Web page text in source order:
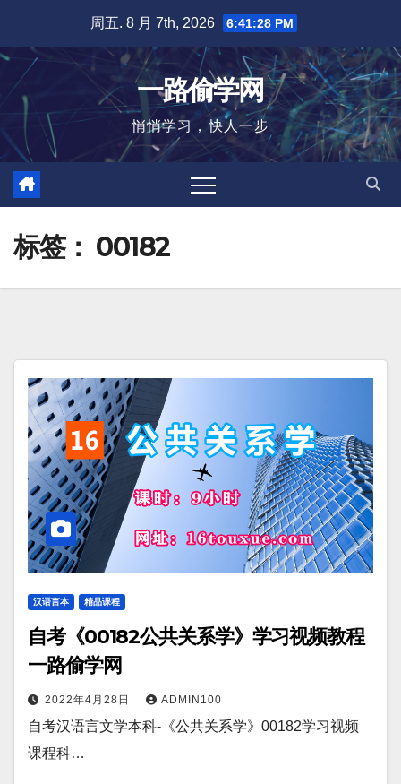
内
容
周五. 8 月 7th, 2026 6:41:28 PM
一路偷学网
悄悄学习，快人一步
标签： 00182
汉语言本 精品课程
自考《00182公共关系学》学习视频教程
一路偷学网
2022年4月28日 ADMIN100
自考汉语言文学本科-《公共关系学》00182学习视频
课程科…